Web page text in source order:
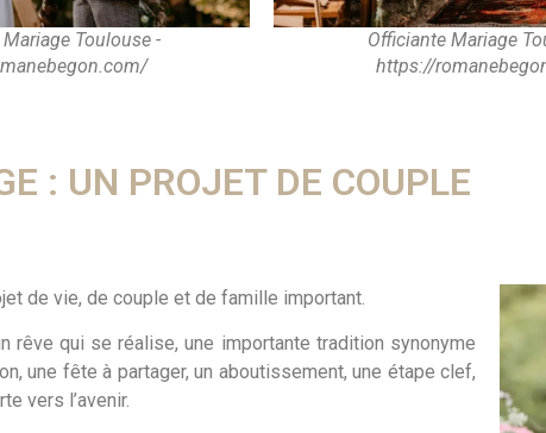
Toulouse -
Officiante Mariage
https://
: UN PROJET DE COUPLE
de vie, de couple et de famille important.
rêve qui se réalise, une importante tradition synonyme
une fête à partager, un aboutissement, une étape clef,
vers l’avenir.